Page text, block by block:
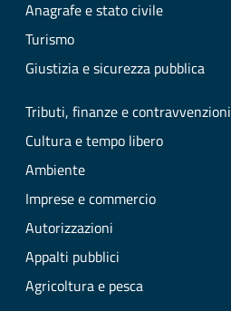
Anagrafe e stato civile
Turismo
Giustizia e sicurezza pubblica
Tributi, finanze e contravvenzioni
Cultura e tempo libero
Ambiente
Imprese e commercio
Autorizzazioni
Appalti pubblici
Agricoltura e pesca